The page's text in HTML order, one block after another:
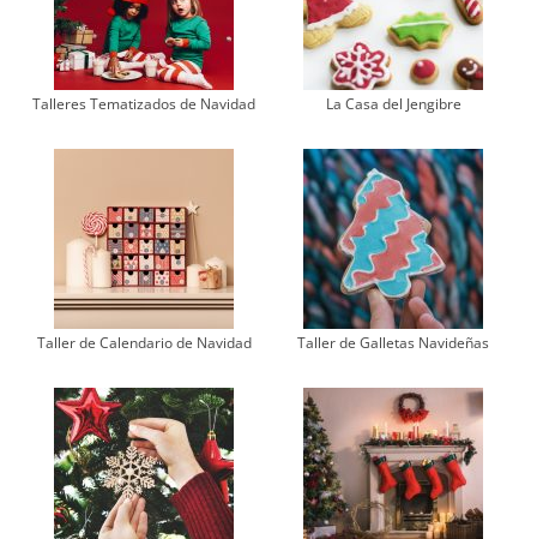
Talleres Tematizados de Navidad La Casa del Jengibre
Taller de Calendario de Navidad Taller de Galletas Navideñas